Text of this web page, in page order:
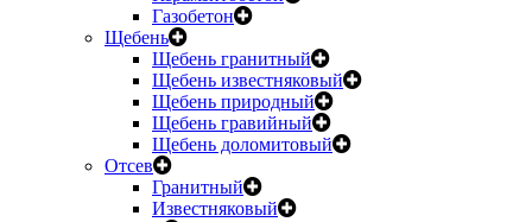
Газобетон
Щебень
Щебень гранитный
Щебень известняковый
Щебень природный
Щебень гравийный
Щебень доломитовый
Отсев
Гранитный
Известняковый